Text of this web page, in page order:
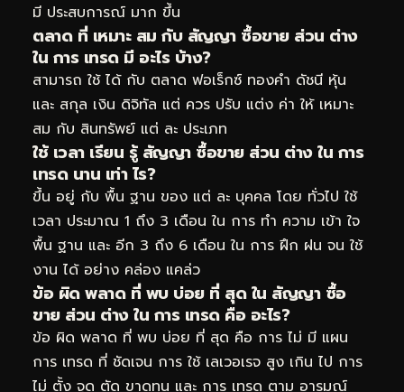
มี ประสบการณ์ มาก ขึ้น
ตลาด ที่ เหมาะ สม กับ สัญญา ซื้อขาย ส่วน ต่าง
ใน การ เทรด มี อะไร บ้าง?
สามารถ ใช้ ได้ กับ ตลาด ฟอเร็กซ์ ทองคำ ดัชนี หุ้น
และ สกุล เงิน ดิจิทัล แต่ ควร ปรับ แต่ง ค่า ให้ เหมาะ
สม กับ สินทรัพย์ แต่ ละ ประเภท
ใช้ เวลา เรียน รู้ สัญญา ซื้อขาย ส่วน ต่าง ใน การ
เทรด นาน เท่า ไร?
ขึ้น อยู่ กับ พื้น ฐาน ของ แต่ ละ บุคคล โดย ทั่วไป ใช้
เวลา ประมาณ 1 ถึง 3 เดือน ใน การ ทำ ความ เข้า ใจ
พื้น ฐาน และ อีก 3 ถึง 6 เดือน ใน การ ฝึก ฝน จน ใช้
งาน ได้ อย่าง คล่อง แคล่ว
ข้อ ผิด พลาด ที่ พบ บ่อย ที่ สุด ใน สัญญา ซื้อ
ขาย ส่วน ต่าง ใน การ เทรด คือ อะไร?
ข้อ ผิด พลาด ที่ พบ บ่อย ที่ สุด คือ การ ไม่ มี แผน
การ เทรด ที่ ชัดเจน การ ใช้ เลเวอเรจ สูง เกิน ไป การ
ไม่ ตั้ง จุด ตัด ขาดทุน และ การ เทรด ตาม อารมณ์